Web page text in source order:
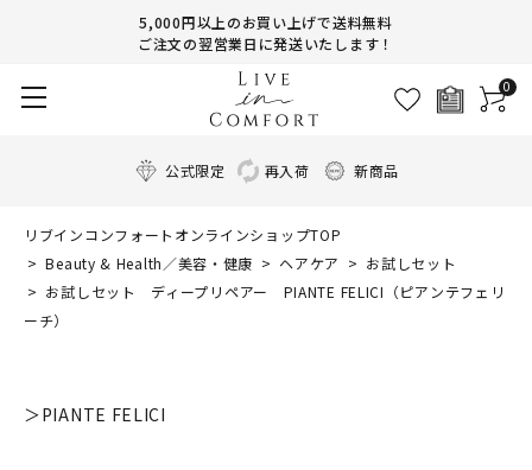
5,000円以上のお買い上げで送料無料
ご注文の翌営業日に発送いたします！
0
公式限定 再入荷 新商品
リブインコンフォートオンラインショップTOP
Beauty & Health／美容・健康
ヘアケア
お試しセット
お試しセット ディープリペアー PIANTE FELICI（ピアンテフェリ
ーチ）
＞PIANTE FELICI